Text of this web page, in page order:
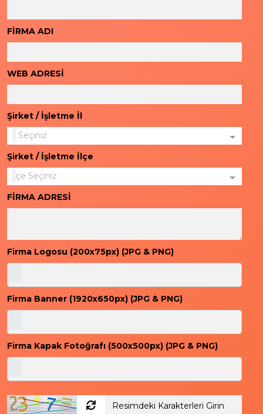
FİRMA ADI
WEB ADRESİ
Şirket / İşletme İl
İl Seçiniz
Şirket / İşletme İlçe
İlçe Seçiniz
FİRMA ADRESİ
Firma Logosu (200x75px) (JPG & PNG)
Firma Banner (1920x650px) (JPG & PNG)
Firma Kapak Fotoğrafı (500x500px) (JPG & PNG)